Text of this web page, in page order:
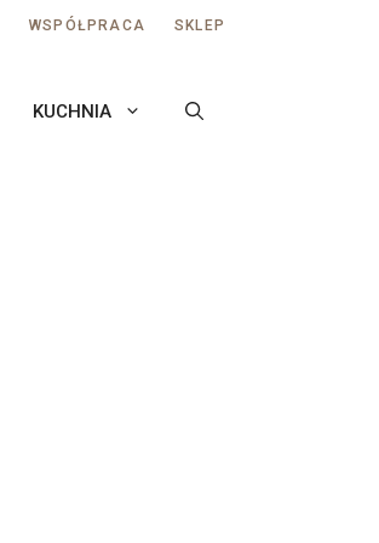
WSPÓŁPRACA SKLEP
KUCHNIA